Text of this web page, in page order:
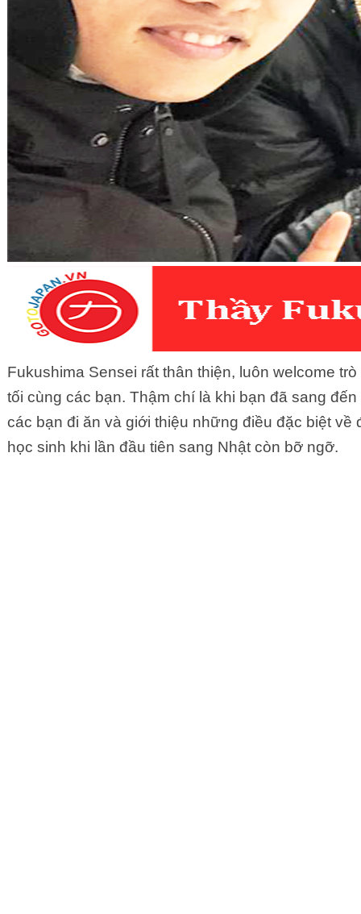
Fukushima Sensei rất thân thiện, luôn welcome
tối cùng các bạn. Thậm chí là khi bạn đã sang
các bạn đi ăn và giới thiệu những điều đặc biệt
học sinh khi lần đầu tiên sang Nhật còn bỡ ngỡ.